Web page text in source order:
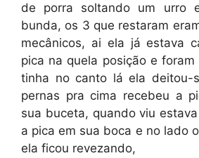
de porra soltando um urro
bunda, os 3 que restaram
mecânicos, ai ela já estava
pica na quela posição e
tinha no canto lá ela
pernas pra cima recebeu a
sua buceta, quando viu
a pica em sua boca e no lado
ela ficou revezando,